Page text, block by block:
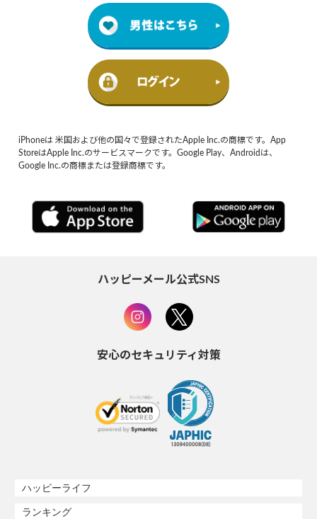
iPhoneは 米国および他の国々で登録されたApple Inc.の商標です。App
StoreはApple Inc.のサービスマークです。Google Play、Androidは、
Google Inc.の商標または登録商標です。
ハッピーメール公式SNS
安心のセキュリティ対策
ハッピーライフ
ランキング